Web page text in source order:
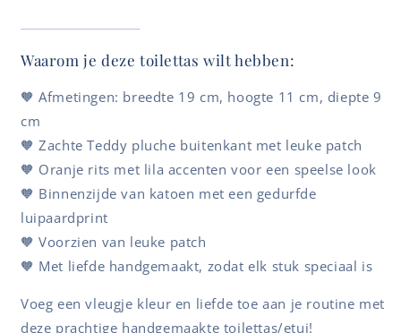
Waarom je deze toilettas wilt hebben:
🧡 Afmetingen: breedte 19 cm, hoogte 11 cm, diepte 9
cm
🧡Zachte Teddy pluche buitenkant met leuke patch
🧡 Oranje rits met lila accenten voor een speelse look
🧡 Binnenzijde van katoen met een gedurfde
luipaardprint
🧡 Voorzien van leuke patch
🧡 Met liefde handgemaakt, zodat elk stuk speciaal is
Voeg een vleugje kleur en liefde toe aan je routine met
deze prachtige handgemaakte toilettas/etui!